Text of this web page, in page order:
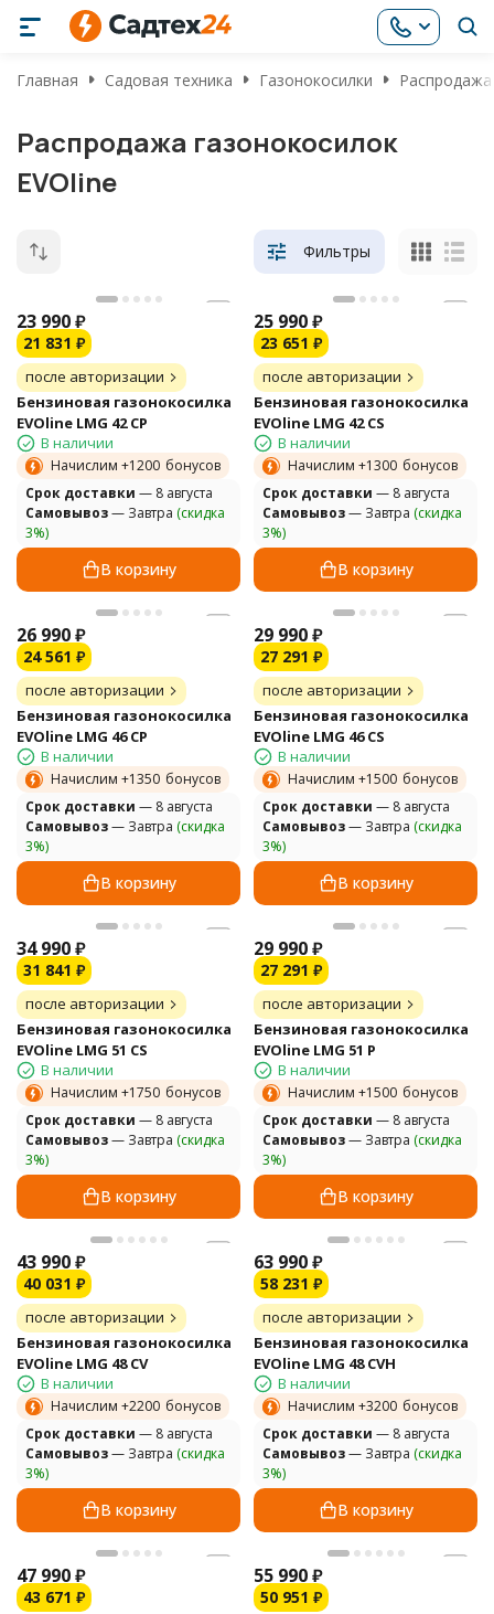
Главная Садовая техника Газонокосилки
Распродажа газонокосилок
EVOline
Фильтры
23 990₽
21 831 ₽
после авторизации
Бензиновая газонокосилка
EVOline LMG 42 CP
В наличии
Начислим +1200 бонусов
Cрок доставки — 8 августа
Самовывоз— Завтра (скидка
3%)
В корзину
25 990₽
23 651 ₽
после авторизации
Бензиновая газонокосилка
EVOline LMG 42 CS
В наличии
Начислим +1300 бонусов
Cрок доставки — 8 августа
Самовывоз— Завтра (скидка
3%)
В корзину
26 990₽
24 561 ₽
после авторизации
Бензиновая газонокосилка
EVOline LMG 46 CP
В наличии
Начислим +1350 бонусов
Cрок доставки — 8 августа
Самовывоз— Завтра (скидка
3%)
В корзину
29 990₽
27 291 ₽
после авторизации
Бензиновая газонокосилка
EVOline LMG 46 CS
В наличии
Начислим +1500 бонусов
Cрок доставки — 8 августа
Самовывоз— Завтра (скидка
3%)
В корзину
34 990₽
31 841 ₽
после авторизации
Бензиновая газонокосилка
EVOline LMG 51 CS
В наличии
Начислим +1750 бонусов
Cрок доставки — 8 августа
Самовывоз— Завтра (скидка
3%)
В корзину
29 990₽
27 291 ₽
после авторизации
Бензиновая газонокосилка
EVOline LMG 51 P
В наличии
Начислим +1500 бонусов
Cрок доставки — 8 августа
Самовывоз— Завтра (скидка
3%)
В корзину
43 990₽
40 031 ₽
после авторизации
Бензиновая газонокосилка
EVOline LMG 48 CV
В наличии
Начислим +2200 бонусов
Cрок доставки — 8 августа
Самовывоз— Завтра (скидка
3%)
В корзину
63 990₽
58 231 ₽
после авторизации
Бензиновая газонокосилка
EVOline LMG 48 CVH
В наличии
Начислим +3200 бонусов
Cрок доставки — 8 августа
Самовывоз— Завтра (скидка
3%)
В корзину
47 990₽
43 671 ₽
55 990₽
50 951 ₽